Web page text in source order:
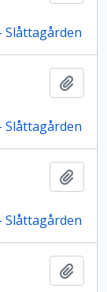
Slåttagården
Slåttagården
Slåttagården